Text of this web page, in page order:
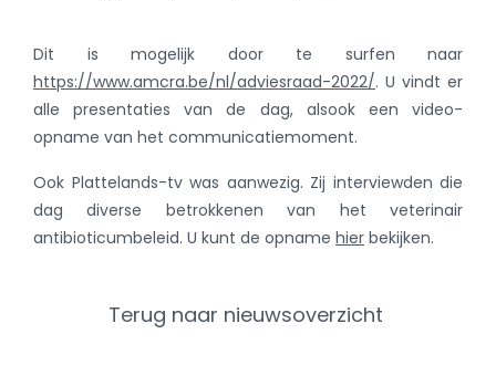
Dit is mogelijk door te surfen naar
https://www.amcra.be/nl/adviesraad-2022/. U vindt er
alle presentaties van de dag, alsook een video-
opname van het communicatiemoment.
Ook Plattelands-tv was aanwezig. Zij interviewden die
dag diverse betrokkenen van het veterinair
antibioticumbeleid. U kunt de opname hier bekijken.
Terug naar nieuwsoverzicht